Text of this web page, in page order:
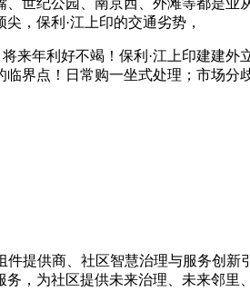
纪公园、南京西、外滩等都是业
，保利·江上印的交通劣势，
年利好不竭！保利·江上印建建外
界点！日常购一坐式处理；市场分
提供商、社区智慧治理与服务创
，为社区提供未来治理、未来邻里